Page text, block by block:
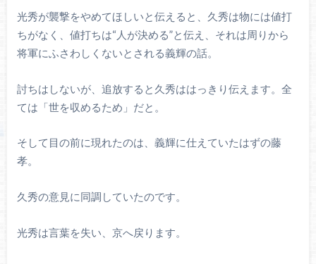
光秀が襲撃をやめてほしいと伝えると、久秀は物には値打
ちがなく、値打ちは“人が決める”と伝え、それは周りから
将軍にふさわしくないとされる義輝の話。
討ちはしないが、追放すると久秀ははっきり伝えます。全
ては「世を収めるため」だと。
そして目の前に現れたのは、義輝に仕えていたはずの藤
孝。
久秀の意見に同調していたのです。
光秀は言葉を失い、京へ戻ります。